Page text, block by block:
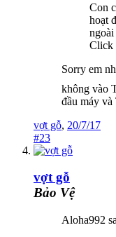
Con
hoạt
Click
Sorry em
không vào
đầu máy và
vợt gỗ, 20/7/17
#23
vợt gỗ
Bảo Vệ
Aloha992